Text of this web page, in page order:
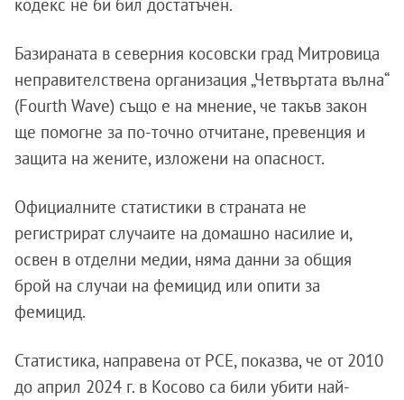
кодекс не би бил достатъчен.
Базираната в северния косовски град Митровица
неправителствена организация „Четвъртата вълна“
(Fourth Wave) също е на мнение, че такъв закон
ще помогне за по-точно отчитане, превенция и
защита на жените, изложени на опасност.
Официалните статистики в страната не
регистрират случаите на домашно насилие и,
освен в отделни медии, няма данни за общия
брой на случаи на фемицид или опити за
фемицид.
Статистика, направена от РСЕ, показва, че от 2010
до април 2024 г. в Косово са били убити най-